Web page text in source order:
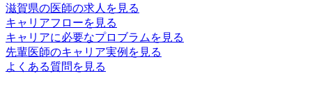
滋賀県の医師の求人を見る
キャリアフローを見る
キャリアに必要なプロブラムを見る
先輩医師のキャリア実例を見る
よくある質問を見る